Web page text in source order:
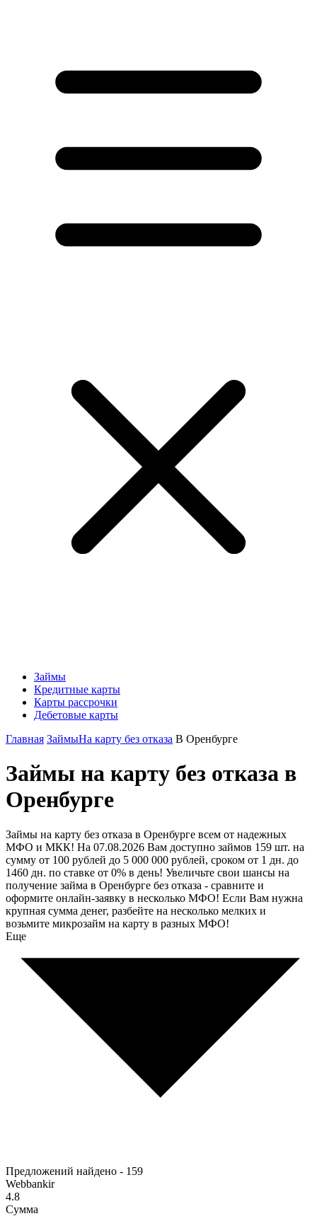
Займы
Кредитные карты
Карты рассрочки
Дебетовые карты
Главная ЗаймыНа карту без отказа В Оренбурге
Займы на карту без отказа в
Оренбурге
Займы на карту без отказа в Оренбурге всем от надежных
МФО и МКК! На 07.08.2026 Вам доступно займов 159 шт. на
сумму от 100 рублей до 5 000 000 рублей, сроком от 1 дн. до
1460 дн. по ставке от 0% в день! Увеличьте свои шансы на
получение займа в Оренбурге без отказа - сравните и
оформите онлайн-заявку в несколько МФО! Если Вам нужна
крупная сумма денег, разбейте на несколько мелких и
возьмите микрозайм на карту в разных МФО!
Еще
Предложений найдено - 159
Webbankir
4.8
Сумма